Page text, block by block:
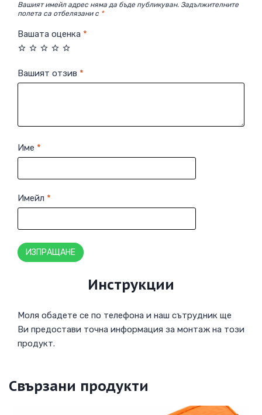
Вашият имейл адрес няма да бъде публикуван. Задължителните
полета са отбелязани с *
Вашата оценка *
Вашият отзив *
Име *
Имейл *
Инструкции
Моля обадете се по телефона и наш сътрудник ще
Ви предостави точна информация за монтаж на този
продукт.
Свързани продукти